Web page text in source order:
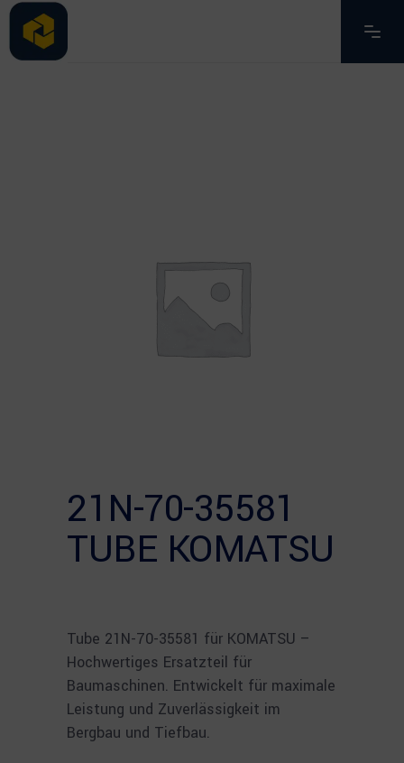
21N-70-35581
TUBE KOMATSU
Tube 21N-70-35581 für KOMATSU –
Hochwertiges Ersatzteil für
Baumaschinen. Entwickelt für maximale
Leistung und Zuverlässigkeit im
Bergbau und Tiefbau.